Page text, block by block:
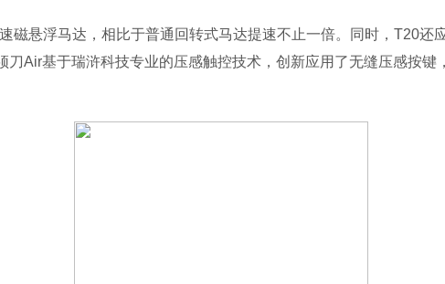
磁悬浮马达，相比于普通回转式马达提速不止一倍。同时，T20还
Air基于瑞浒科技专业的压感触控技术，创新应用了无缝压感按